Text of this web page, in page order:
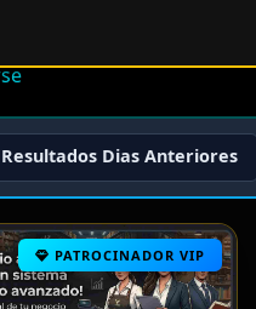
Resultados Dias Anteriores
PATROCINADOR VIP